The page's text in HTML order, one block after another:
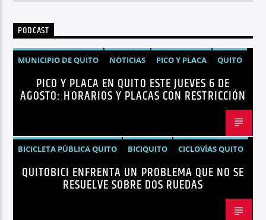
PODCAST
MUNICIPIO DE QUITO NOTICIAS PICO Y PLACA QUITO
PICO Y PLACA EN QUITO ESTE JUEVES 6 DE
AGOSTO: HORARIOS Y PLACAS CON RESTRICCIÓN
BICICLETA PÚBLICA QUITO BICIQUITO
CICLOVÍAS QUITO
EDITORIAL
METRO DE QUITO BICICLETA
MOVILIDAD ACTIVA QUITO
MOVILIDAD SOSTENIBLE QUITO
QUITOBICI ENFRENTA UN PROBLEMA QUE NO SE
RESUELVE SOBRE DOS RUEDAS